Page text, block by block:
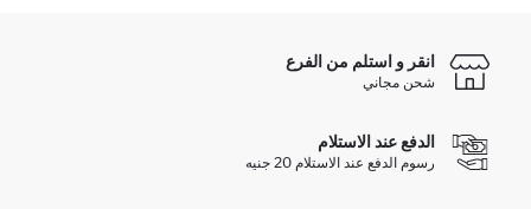
انقر و استلم من الفرع
شحن مجاني
الدفع عند الاستلام
رسوم الدفع عند الاستلام 20 جنيه